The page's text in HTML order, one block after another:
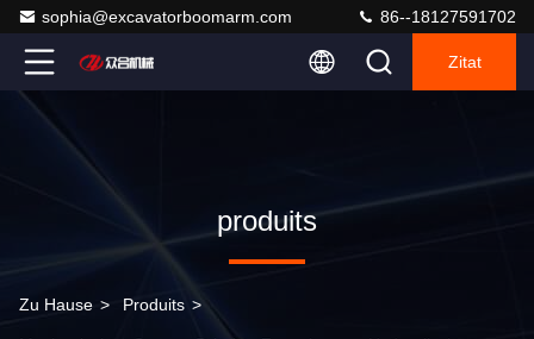
sophia@excavatorboomarm.com 86--18127591702
Zitat
produits
Zu Hause > Produits >